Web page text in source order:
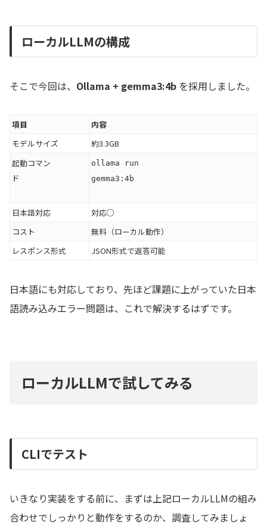
ローカルLLMの構成
そこで今回は、 Ollama + gemma3:4b を採用しました。
項目
内容
モデルサイズ
約3.3GB
起動コマン
ド
ollama run
gemma3:4b
日本語対応
対応○
コスト
無料（ローカル動作）
レスポンス形式
JSON形式で返答可能
日本語にも対応しており、先ほど課題に上がっていた日本
語読み込みエラー問題は、これで解決するはずです。
ローカルLLMで試してみる
CLIでテスト
いきなり実装をする前に、まずは上記ローカルLLMの組み
合わせでしっかりと動作をするのか、調査してみましょ